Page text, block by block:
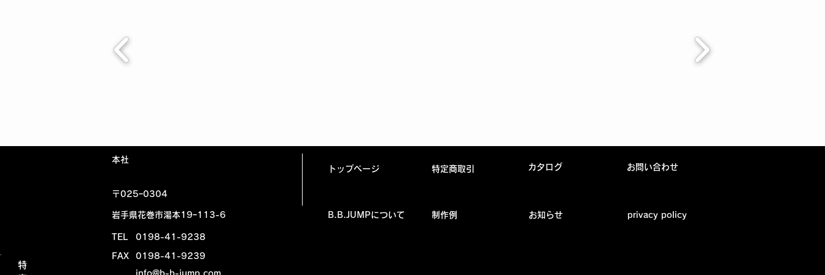
特
​本社
〒025ｰ0304
岩手県花巻市湯本19ｰ113-6
トップページ 特定商取引 カタログ お問い合わせ
B.B.JUMPについて 制作例 お知らせ privacy policy
0198-41-9238
TEL
0198-41-9239
FAX
info@b-b-jump.com